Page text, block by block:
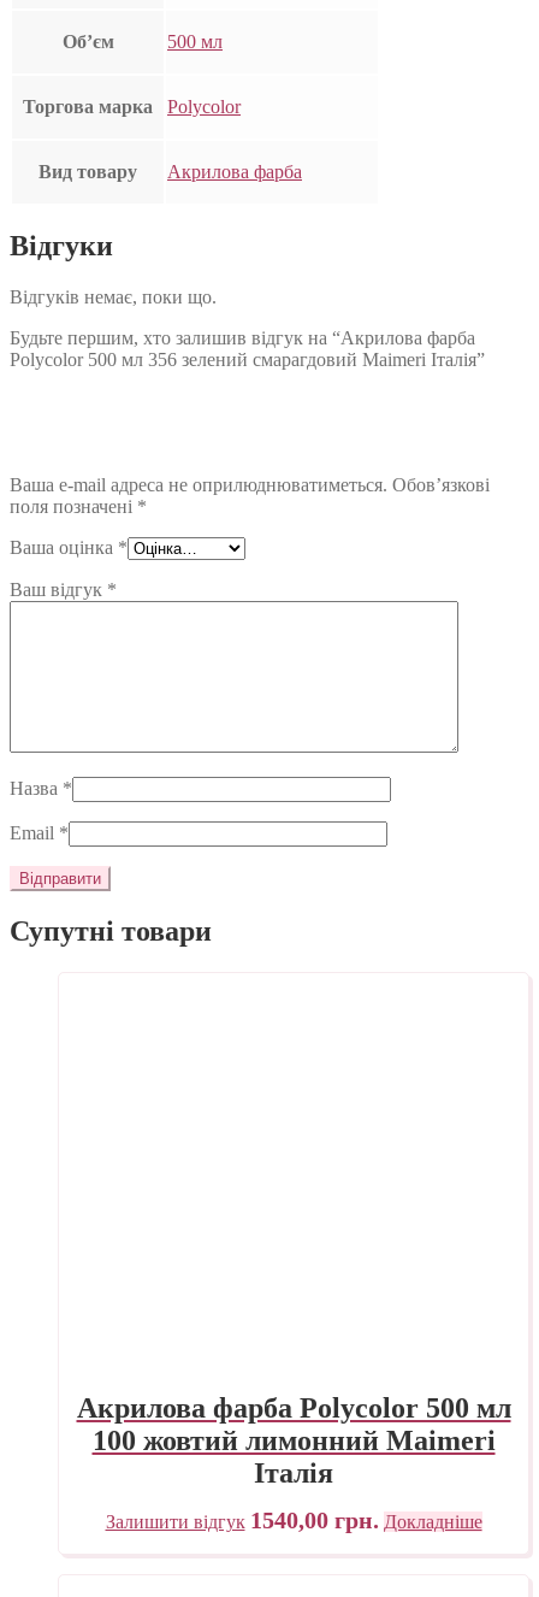
Об’єм 500 мл
Торгова марка Polycolor
Вид товару Акрилова фарба
Відгуки
Відгуків немає, поки що.
Будьте першим, хто залишив відгук на “Акрилова фарба
Polycolor 500 мл 356 зелений смарагдовий Maimeri Італія”
Ваша e-mail адреса не оприлюднюватиметься. Обов’язкові
поля позначені *
Ваша оцінка *
Ваш відгук *
Назва *
Email *
Супутні товари
Акрилова фарба Polycolor 500 мл
100 жовтий лимонний Maimeri
Італія
Залишити відгук 1540,00 грн. Докладніше